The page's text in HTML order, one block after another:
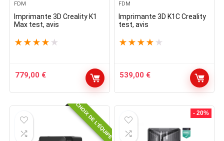
FDM
Imprimante 3D Creality K1
Max test, avis
★ ★ ★ ★ ★
779,00 €
FDM
Imprimante 3D K1C Creality
test, avis
★ ★ ★ ★ ★
539,00 €
CHOIX DE L'ÉQUIPE - 20%